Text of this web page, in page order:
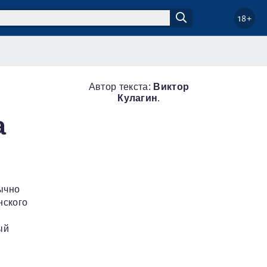
18+
Автор текста: Виктор
Кулагин.